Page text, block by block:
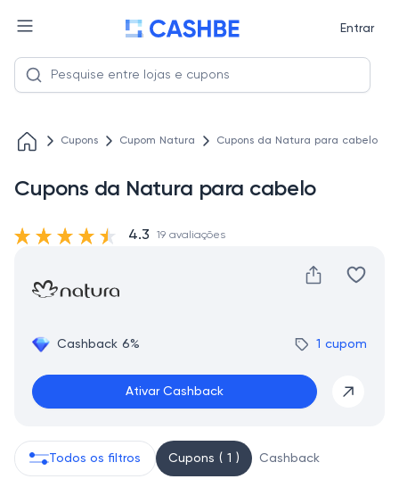
Entrar
Cupons Cupom Natura Cupons da Natura para cabelo
Cupons da Natura para cabelo
Cashback 6% 1 cupom
Ativar Cashback
4.3 19 avaliações
Todos os filtros Cupons ( 1 ) Cashback